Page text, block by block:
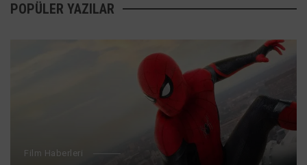
POPÜLER YAZILAR
Film Haberleri